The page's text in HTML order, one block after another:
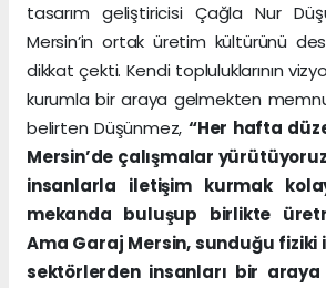
tasarım geliştiricisi Çağla Nur
Mersin’in ortak üretim kültürünü
dikkat çekti. Kendi topluluklarının
kurumla bir araya gelmekten
belirten Düşünmez, “Her hafta
Mersin’de çalışmalar
insanlarla iletişim kurmak
mekanda buluşup birlikte
Ama Garaj Mersin, sunduğu fiziki
sektörlerden insanları bir